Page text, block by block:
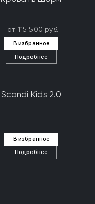
от 115 500 руб.
В избранное
Подробнее
Scandi Kids 2.0
В избранное
Подробнее